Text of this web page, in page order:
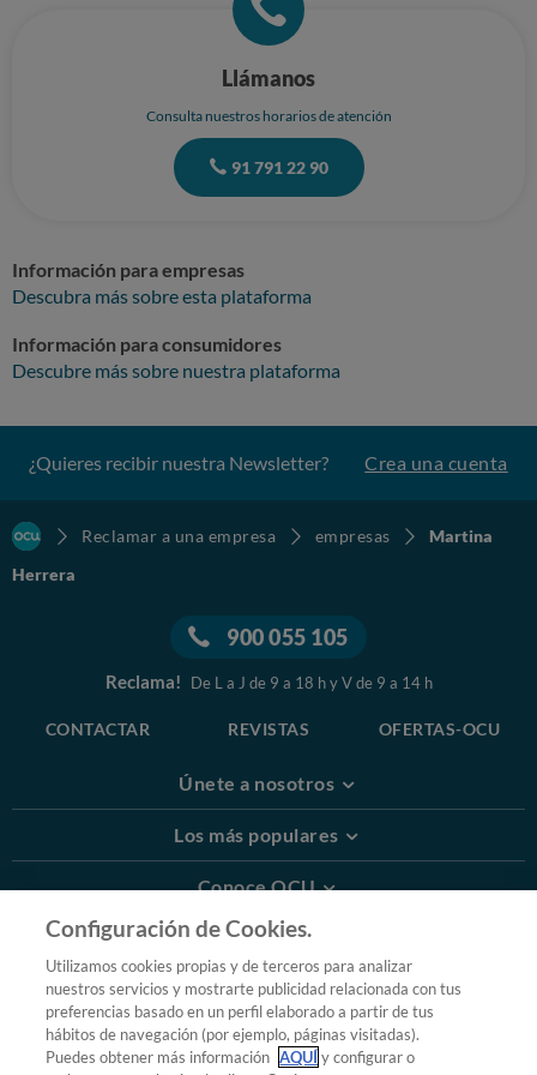
Llámanos
Consulta nuestros horarios de atención
91 791 22 90
Información para empresas
Descubra más sobre esta plataforma
Información para consumidores
Descubre más sobre nuestra plataforma
¿Quieres recibir nuestra Newsletter? Crea una cuenta
Reclamar a una empresa empresas
Martina
Herrera
900 055 105
Reclama! De L a J de 9 a 18 h y V de 9 a 14 h
CONTACTAR REVISTAS OFERTAS-OCU
Únete a nosotros
Los más populares
Conoce OCU
Más Información
© 2026 OCU
Condiciones generales de contratación de OCU
Política de privacidad
Configuración de Cookies.
Utilizamos cookies propias y de terceros para analizar
nuestros servicios y mostrarte publicidad relacionada con tus
preferencias basado en un perfil elaborado a partir de tus
hábitos de navegación (por ejemplo, páginas visitadas).
Puedes obtener más información AQUÍy configurar o